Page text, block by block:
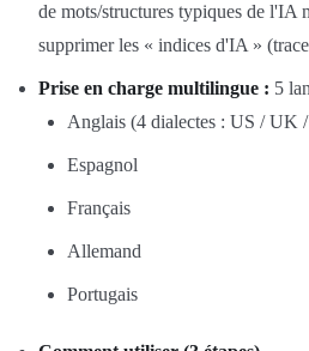
de mots/structures typiques de l'IA
supprimer les « indices d'IA »
Prise en charge multilingue : 5
Anglais (4 dialectes : US / UK
Espagnol
Français
Allemand
Portugais